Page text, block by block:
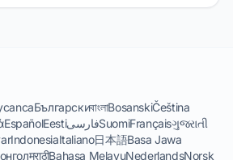
БългарскиবাংলাBosanskiČeština
EspañolEestiفارسیSuomiFrançaisગુજરાતી
IndonesiaItaliano日本語Basa Jawa
मराठीBahasa MelayuNederlandsNorsk